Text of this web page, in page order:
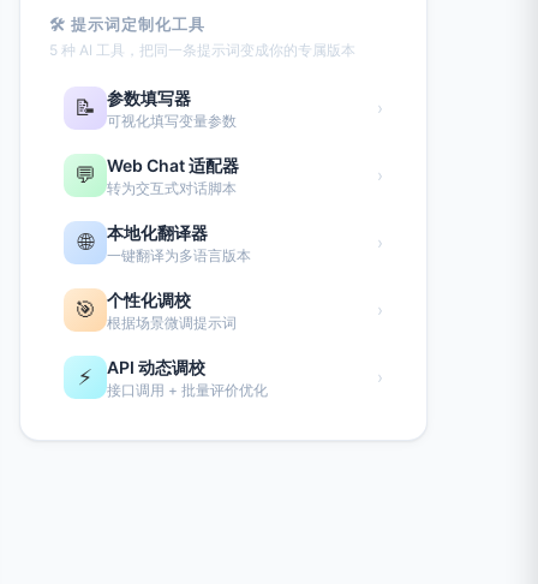
🛠 提示词定制化工具
5 种 AI 工具，把同一条提示词变成你的专属版本
📝 参数填写器
可视化填写变量参数
›
💬 Web Chat 适配器
转为交互式对话脚本
›
🌐 本地化翻译器
一键翻译为多语言版本
›
🎯 个性化调校
根据场景微调提示词
›
⚡ API 动态调校
接口调用 + 批量评价优化
›